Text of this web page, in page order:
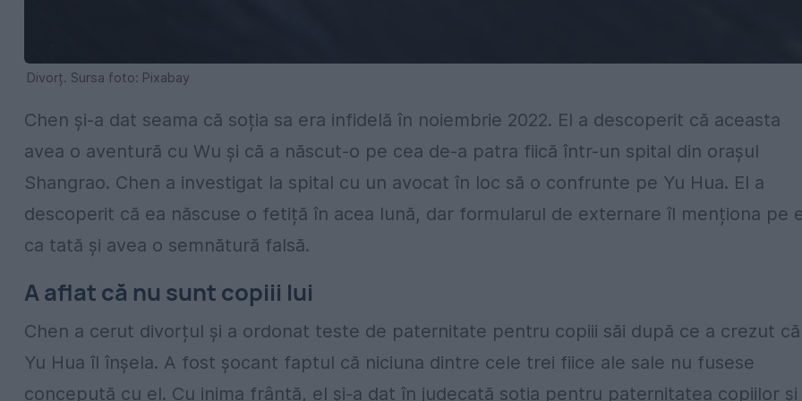
Divorț. Sursa foto: Pixabay
Chen și-a dat seama că soția sa era infidelă în noiembrie 2022. El a descoperit că aceasta
avea o aventură cu Wu și că a născut-o pe cea de-a patra fiică într-un spital din orașul
Shangrao. Chen a investigat la spital cu un avocat în loc să o confrunte pe Yu Hua. El a
descoperit că ea născuse o fetiță în acea lună, dar formularul de externare îl menționa pe
ca tată și avea o semnătură falsă.
A aflat că nu sunt copiii lui
Chen a cerut divorțul și a ordonat teste de paternitate pentru copiii săi după ce a crezut că
Yu Hua îl înșela. A fost șocant faptul că niciuna dintre cele trei fiice ale sale nu fusese
concepută cu el. Cu inima frântă, el și-a dat în judecată soția pentru paternitatea copiilor și